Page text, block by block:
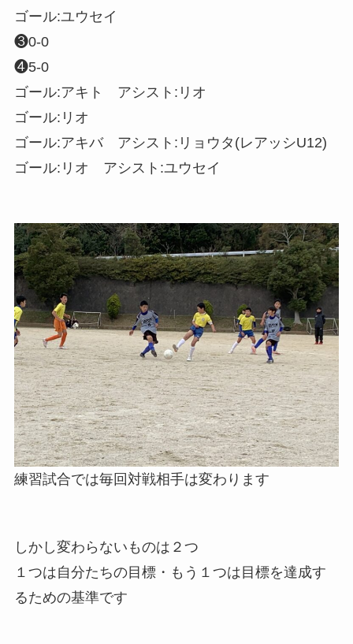
ゴール:ユウセイ
❸0-0
❹5-0
ゴール:アキト アシスト:リオ
ゴール:リオ
ゴール:アキバ アシスト:リョウタ(レアッシU12)
ゴール:リオ アシスト:ユウセイ
練習試合では毎回対戦相手は変わります
しかし変わらないものは２つ
１つは自分たちの目標・もう１つは目標を達成す
るための基準です